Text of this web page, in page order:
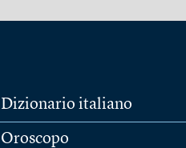
Dizionario italiano
Oroscopo